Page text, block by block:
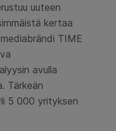
uuteen
kertaa
TIME
avulla
Tärkeän
5 000 yrityksen